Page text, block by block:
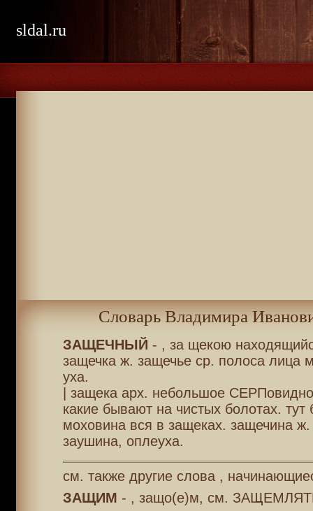
sldal.ru
Словарь Владимира
ЗАЩЕЧНЫЙ - , за щекою
защечка ж. защечье ср. полоса лица
уха.
| защека арх. небольшое
какие бывают на чистых болотах. тут
моховина вся в защеках. защечина
заушина, оплеуха.
см. также другие слова ,
ЗАЩИМ - , защо(е)м, см.